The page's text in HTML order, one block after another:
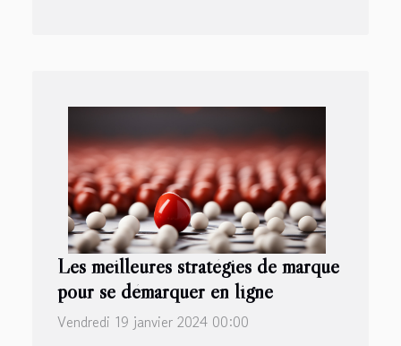
Les meilleures stratégies de marque
pour se démarquer en ligne
Vendredi 19 janvier 2024 00:00